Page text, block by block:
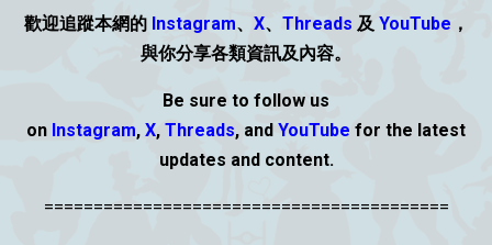
歡迎追蹤本網的 Instagram、 X、 Threads 及 YouTube ，
與你分享各類資訊及內容。
Be sure to follow us
on Instagram, X, Threads, and YouTube for the latest
updates and content.
=========================================